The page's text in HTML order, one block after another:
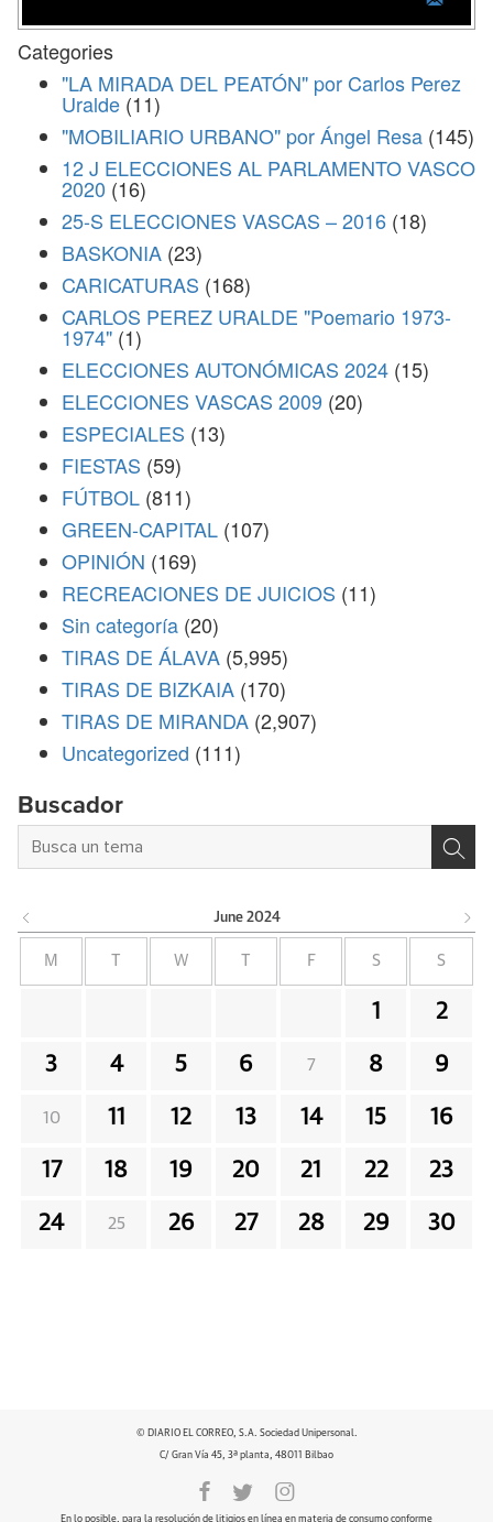
Categories
"LA MIRADA DEL PEATÓN" por Carlos Perez
Uralde (11)
"MOBILIARIO URBANO" por Ángel Resa (145)
12 J ELECCIONES AL PARLAMENTO VASCO
2020 (16)
25-S ELECCIONES VASCAS – 2016 (18)
BASKONIA (23)
CARICATURAS (168)
CARLOS PEREZ URALDE "Poemario 1973-
1974" (1)
ELECCIONES AUTONÓMICAS 2024 (15)
ELECCIONES VASCAS 2009 (20)
ESPECIALES (13)
FIESTAS (59)
FÚTBOL (811)
GREEN-CAPITAL (107)
OPINIÓN (169)
RECREACIONES DE JUICIOS (11)
Sin categoría (20)
TIRAS DE ÁLAVA (5,995)
TIRAS DE BIZKAIA (170)
TIRAS DE MIRANDA (2,907)
Uncategorized (111)
Buscador
June 2024
M W F S S
1 2
3 4 5 6 7 8 9
10 11 12 13 14 15 16
17 18 19 20 21 22 23
24 25 26 27 28 29 30
© DIARIO EL CORREO, S.A. Sociedad Unipersonal.
C/ Gran Vía 45, 3ª planta, 48011 Bilbao
En lo posible, para la resolución de litigios en línea en materia de consumo conforme